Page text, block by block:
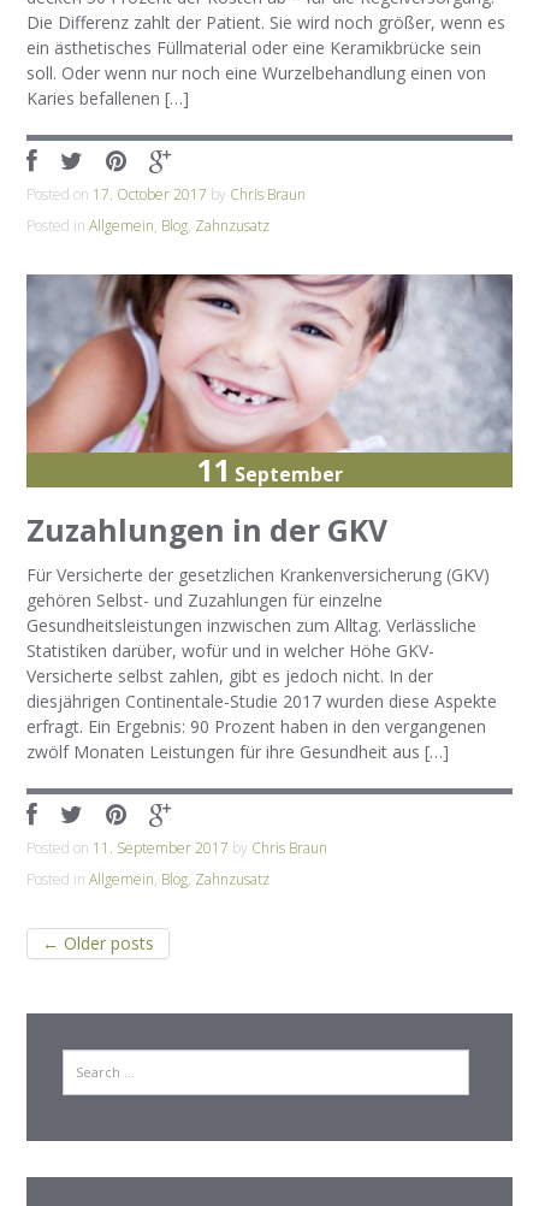
Die Differenz zahlt der Patient. Sie wird noch größer, wenn es
ein ästhetisches Füllmaterial oder eine Keramikbrücke sein
soll. Oder wenn nur noch eine Wurzelbehandlung einen von
Karies befallenen […]
Posted on 17. October 2017 by Chris Braun
Posted inAllgemein, Blog, Zahnzusatz
11 September
Zuzahlungen in der GKV
Für Versicherte der gesetzlichen Krankenversicherung (GKV)
gehören Selbst- und Zuzahlungen für einzelne
Gesundheitsleistungen inzwischen zum Alltag. Verlässliche
Statistiken darüber, wofür und in welcher Höhe GKV-
Versicherte selbst zahlen, gibt es jedoch nicht. In der
diesjährigen Continentale-Studie 2017 wurden diese Aspekte
erfragt. Ein Ergebnis: 90 Prozent haben in den vergangenen
zwölf Monaten Leistungen für ihre Gesundheit aus […]
Posted on 11. September 2017 by Chris Braun
Posted inAllgemein, Blog, Zahnzusatz
Post
← Older posts